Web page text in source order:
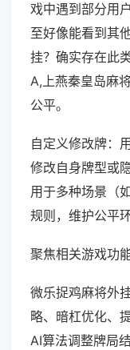
戏中遇到部分用
至好像能看到其
挂？确实存在此
A,上燕秦皇岛麻
公平。
自定义修改牌：
修改自身牌型或
用于多种场景（
规则，维护公平环
聚焦相关游戏功
微乐捉鸡麻将外
略、暗杠优化、
AI算法调整牌局